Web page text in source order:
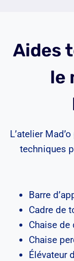
Aides
le
L’atelier
techniques
Barre
Cadre de
Chaise de
Chaise
Élévateur